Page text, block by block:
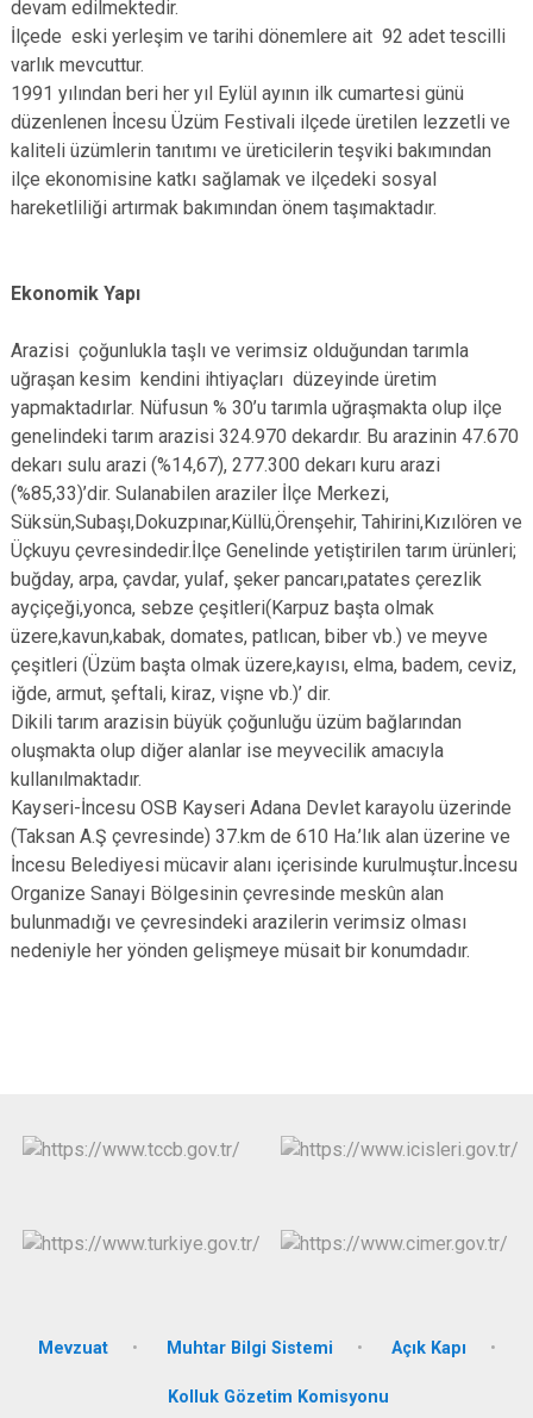
devam edilmektedir.
İlçede eski yerleşim ve tarihi dönemlere ait 92 adet tescilli
varlık mevcuttur.
1991 yılından beri her yıl Eylül ayının ilk cumartesi günü
düzenlenen İncesu Üzüm Festivali ilçede üretilen lezzetli ve
kaliteli üzümlerin tanıtımı ve üreticilerin teşviki bakımından
ilçe ekonomisine katkı sağlamak ve ilçedeki sosyal
hareketliliği artırmak bakımından önem taşımaktadır.
Ekonomik Yapı
Arazisi çoğunlukla taşlı ve verimsiz olduğundan tarımla
uğraşan kesim kendini ihtiyaçları düzeyinde üretim
yapmaktadırlar. Nüfusun % 30’u tarımla uğraşmakta olup ilçe
genelindeki tarım arazisi 324.970 dekardır. Bu arazinin 47.670
dekarı sulu arazi (%14,67), 277.300 dekarı kuru arazi
(%85,33)’dir. Sulanabilen araziler İlçe Merkezi,
Süksün,Subaşı,Dokuzpınar,Küllü,Örenşehir, Tahirini,Kızılören ve
Üçkuyu çevresindedir.İlçe Genelinde yetiştirilen tarım ürünleri;
buğday, arpa, çavdar, yulaf, şeker pancarı,patates çerezlik
ayçiçeği,yonca, sebze çeşitleri(Karpuz başta olmak
üzere,kavun,kabak, domates, patlıcan, biber vb.) ve meyve
çeşitleri (Üzüm başta olmak üzere,kayısı, elma, badem, ceviz,
iğde, armut, şeftali, kiraz, vişne vb.)’ dir.
Dikili tarım arazisin büyük çoğunluğu üzüm bağlarından
oluşmakta olup diğer alanlar ise meyvecilik amacıyla
kullanılmaktadır.
Kayseri-İncesu OSB Kayseri Adana Devlet karayolu üzerinde
(Taksan A.Ş çevresinde) 37.km de 610 Ha.’lık alan üzerine ve
İncesu Belediyesi mücavir alanı içerisinde kurulmuştur.İncesu
Organize Sanayi Bölgesinin çevresinde meskûn alan
bulunmadığı ve çevresindeki arazilerin verimsiz olması
nedeniyle her yönden gelişmeye müsait bir konumdadır.
Mevzuat Muhtar Bilgi Sistemi Açık Kapı
Kolluk Gözetim Komisyonu